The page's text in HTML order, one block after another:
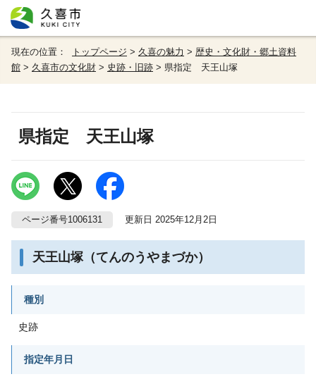
現在の位置： トップページ > 久喜の魅力 > 歴史・文化財・郷土資料
館 > 久喜市の文化財 > 史跡・旧跡 > 県指定 天王山塚
県指定 天王山塚
ページ番号1006131 更新日 2025年12月2日
天王山塚（てんのうやまづか）
種別
史跡
指定年月日